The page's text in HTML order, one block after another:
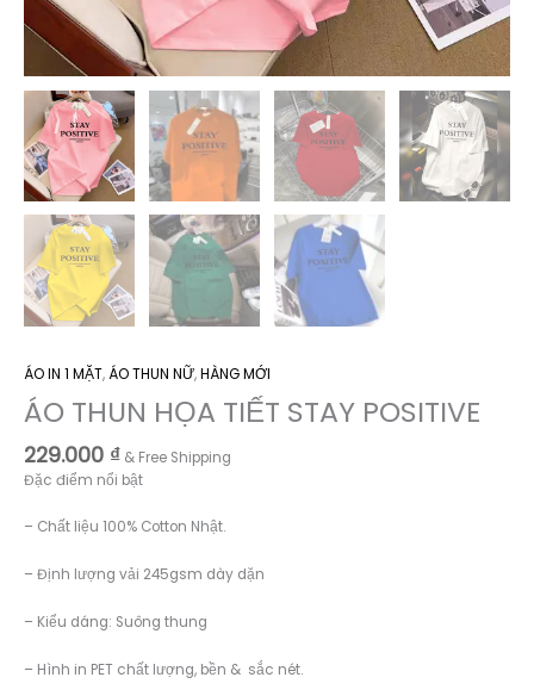
ÁO IN 1 MẶT, ÁO THUN NỮ,HÀNG MỚI
ÁO THUN HỌA TIẾT STAY POSITIVE
229.000 ₫ & Free Shipping
Đặc điểm nổi bật
– Chất liệu 100% Cotton Nhật.
– Định lượng vải 245gsm dày dặn
– Kiểu dáng: Suông thung
– Hình in PET chất lượng, bền & sắc nét.